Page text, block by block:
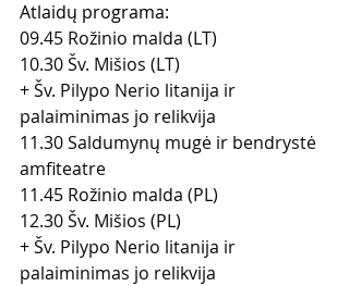
Atlaidų programa:
09.45 Rožinio malda (LT)
10.30 Šv. Mišios (LT)
+ Šv. Pilypo Nerio litanija ir
palaiminimas jo relikvija
11.30 Saldumynų mugė ir bendrystė
amfiteatre
11.45 Rožinio malda (PL)
12.30 Šv. Mišios (PL)
+ Šv. Pilypo Nerio litanija ir
palaiminimas jo relikvija